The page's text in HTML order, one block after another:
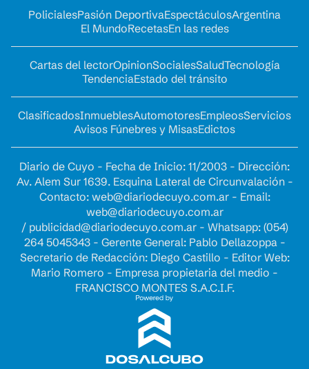
PolicialesPasión DeportivaEspectáculosArgentina
El MundoRecetasEn las redes
Cartas del lectorOpinionSocialesSaludTecnología
TendenciaEstado del tránsito
ClasificadosInmueblesAutomotoresEmpleosServicios
Avisos Fúnebres y MisasEdictos
Diario de Cuyo - Fecha de Inicio: 11/2003 - Dirección:
Av. Alem Sur 1639. Esquina Lateral de Circunvalación -
Contacto: web@diariodecuyo.com.ar- Email:
web@diariodecuyo.com.ar
/ publicidad@diariodecuyo.com.ar- Whatsapp: (054)
264 5045343 - Gerente General: Pablo Dellazoppa -
Secretario de Redacción: Diego Castillo - Editor Web:
Mario Romero - Empresa propietaria del medio -
FRANCISCO MONTES S.A.C.I.F.